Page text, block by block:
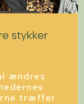
stykker
ændres
træffer